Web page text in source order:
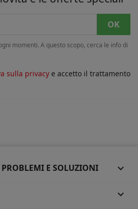
momenti. A questo scopo, cerca le info di
sulla privacy e accetto il trattamento
E SOLUZIONI 
